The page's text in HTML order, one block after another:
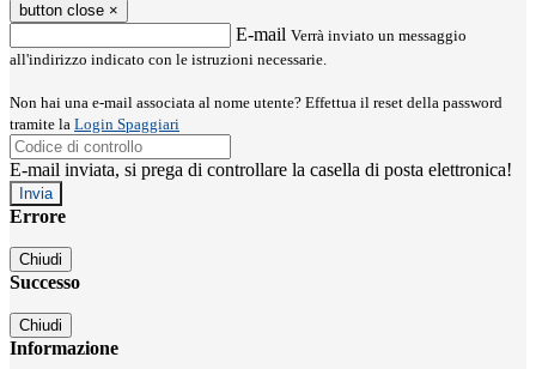
button close ×
E-mail Verrà inviato un messaggio
all'indirizzo indicato con le istruzioni necessarie.
Non hai una e-mail associata al nome utente? Effettua il reset della password
tramite la Login Spaggiari
E-mail inviata, si prega di controllare la casella di posta elettronica!
Errore
Chiudi
Successo
Chiudi
Informazione